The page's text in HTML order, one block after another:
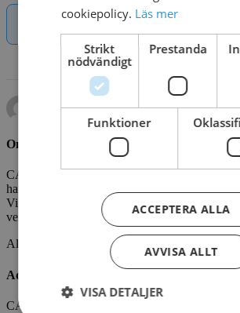
No related download found!
Kjell Parmborn
Om oss
CADO är en professionell leverantör av
har levererat vattenlek till kommuner,
Vi vill bidra som en partner i alla faser av
verklighet. CADOAQUA är vår avdelning för
All fakta om CADO får du
Adress
CADO AQUA SVERIGE
cookiepolicy. Läs mer
Strikt
nödvändigt
Prestanda
Funktioner
ACCEPTERA ALLA
AVVISA ALLT
VISA DETALJER